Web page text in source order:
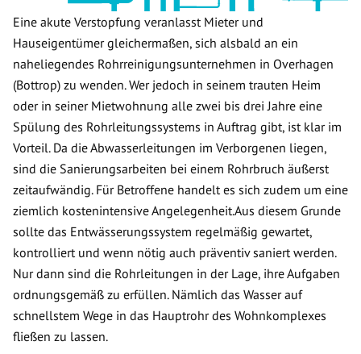
Eine akute Verstopfung veranlasst Mieter und
Hauseigentümer gleichermaßen, sich alsbald an ein
naheliegendes Rohrreinigungsunternehmen in Overhagen
(Bottrop) zu wenden. Wer jedoch in seinem trauten Heim
oder in seiner Mietwohnung alle zwei bis drei Jahre eine
Spülung des Rohrleitungssystems in Auftrag gibt, ist klar im
Vorteil. Da die Abwasserleitungen im Verborgenen liegen,
sind die Sanierungsarbeiten bei einem Rohrbruch äußerst
zeitaufwändig. Für Betroffene handelt es sich zudem um eine
ziemlich kostenintensive Angelegenheit.Aus diesem Grunde
sollte das Entwässerungssystem regelmäßig gewartet,
kontrolliert und wenn nötig auch präventiv saniert werden.
Nur dann sind die Rohrleitungen in der Lage, ihre Aufgaben
ordnungsgemäß zu erfüllen. Nämlich das Wasser auf
schnellstem Wege in das Hauptrohr des Wohnkomplexes
fließen zu lassen.